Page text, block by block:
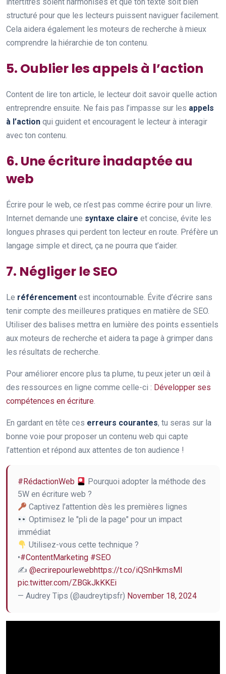
structuré pour que les lecteurs puissent naviguer facilement.
Cela aidera également les moteurs de recherche à mieux
comprendre la hiérarchie de ton contenu.
5. Oublier les appels à l’action
Content de lire ton article, le lecteur doit savoir quelle action
entreprendre ensuite. Ne fais pas l’impasse sur les appels
à l’action qui guident et encouragent le lecteur à interagir
avec ton contenu.
6. Une écriture inadaptée au
web
Écrire pour le web, ce n’est pas comme écrire pour un livre.
Internet demande une syntaxe claire et concise, évite les
longues phrases qui perdent ton lecteur en route. Préfère un
langage simple et direct, ça ne pourra que t’aider.
7. Négliger le SEO
Le référencement est incontournable. Évite d’écrire sans
tenir compte des meilleures pratiques en matière de SEO.
Utiliser des balises mettra en lumière des points essentiels
aux moteurs de recherche et aidera ta page à grimper dans
les résultats de recherche.
Pour améliorer encore plus ta plume, tu peux jeter un œil à
des ressources en ligne comme celle-ci : Développer ses
compétences en écriture.
En gardant en tête ces erreurs courantes, tu seras sur la
bonne voie pour proposer un contenu web qui capte
l’attention et répond aux attentes de ton audience !
#RédactionWeb
Pourquoi adopter la méthode des
5W en écriture web ?
Captivez l’attention dès les premières lignes
Optimisez le "pli de la page" pour un impact
immédiat
Utilisez-vous cette technique ?
•#ContentMarketing #SEO
✍️ @ecrirepourlewebhttps://t.co/iQSnHkmsMI
pic.twitter.com/ZBGkJkKKEi
— Audrey Tips (@audreytipsfr) November 18, 2024